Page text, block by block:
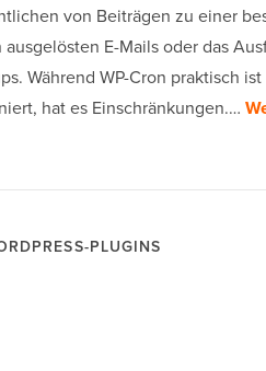
von Beiträgen zu einer
E-Mails oder das
Während WP-Cron praktisch
hat es Einschränkungen.…
PLUGINS